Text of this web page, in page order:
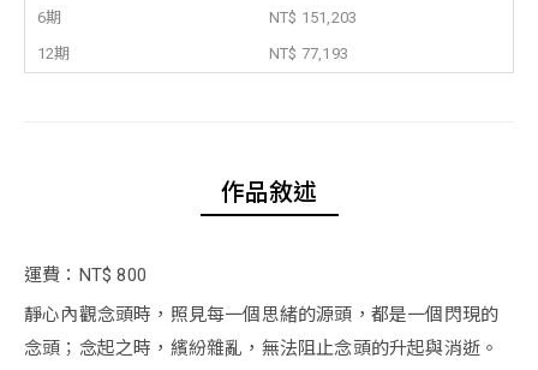
6期
NT$ 151,203
12期
NT$ 77,193
作品敘述
運費：NT$ 800
靜心內觀念頭時，照見每一個思緒的源頭，都是一個閃現的
念頭；念起之時，繽紛雜亂，無法阻止念頭的升起與消逝。